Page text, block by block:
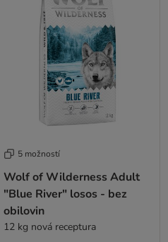
5 možností
Wolf of Wilderness Adult
"Blue River" losos - bez
obilovin
12 kg nová receptura